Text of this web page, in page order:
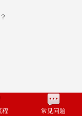
程 常见问题